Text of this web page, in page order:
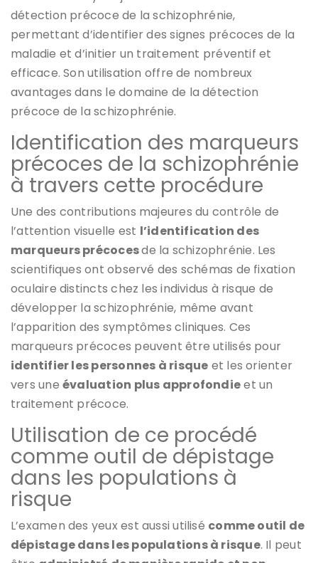
détection précoce de la schizophrénie,
permettant d’identifier des signes précoces de la
maladie et d’initier un traitement préventif et
efficace. Son utilisation offre de nombreux
avantages dans le domaine de la détection
précoce de la schizophrénie.
Identification des marqueurs
précoces de la schizophrénie
à travers cette procédure
Une des contributions majeures du contrôle de
l’attention visuelle est l’identification des
marqueurs précocesde la schizophrénie. Les
scientifiques ont observé des schémas de fixation
oculaire distincts chez les individus à risque de
développer la schizophrénie, même avant
l’apparition des symptômes cliniques. Ces
marqueurs précoces peuvent être utilisés pour
identifier les personnes à risque et les orienter
vers uneévaluation plus approfondieet un
traitement précoce.
Utilisation de ce procédé
comme outil de dépistage
dans les populations à
risque
L’examen des yeux est aussi utilisé comme outil de
dépistage dans les populations à risque. Il peut